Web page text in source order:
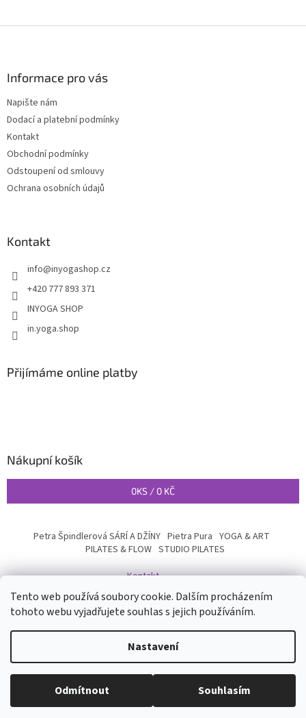
Tento web používá soubory cookie. Dalším procházením
tohoto webu vyjadřujete souhlas s jejich používáním.
Nastavení
Odmítnout Souhlasím
Informace pro vás
Napište nám
Dodací a platební podmínky
Kontakt
Obchodní podmínky
Odstoupení od smlouvy
Ochrana osobních údajů
Kontakt
info@inyogashop.cz
+420 777 893 371
INYOGA SHOP
in.yoga.shop
Přijímáme online platby
Nákupní košík
0KS / 0 KČ
Petra Špindlerová SÁRÍ A DŽÍNY Pietra Pura YOGA & ART
PILATES & FLOW STUDIO PILATES
Kontakt
Copyright 2026INYOGA SHOP. Všechna práva vyhrazena.Upravit